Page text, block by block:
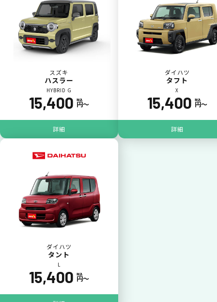
いままで難しかったカーリースの利用料金を
一括（一回）払いで可能。
ポイントが貯まる
カーリース料金をカードで支払えるので、ポ
イントが貯まります。
スズキ
ハスラー
HYBRID G
15,400 税込
円〜
詳細
ダイハツ
タフト
X
15,400 税込
円〜
詳細
ダイハツ
タント
L
15,400 税込
円〜